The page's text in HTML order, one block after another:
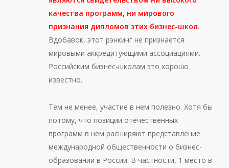
качества программ, ни мирового
признания дипломов этих бизнес-школ.
Вдобавок, этот рэнкинг не признается
мировыми аккредитующими ассоциациями.
Российским бизнес-школам это хорошо
известно.
Тем не менее, участие в нем полезно. Хотя бы
потому, что позиции отечественных
программ в нем расширяют представление
международной общественности о бизнес-
образовании в России. В частности, 1 место в